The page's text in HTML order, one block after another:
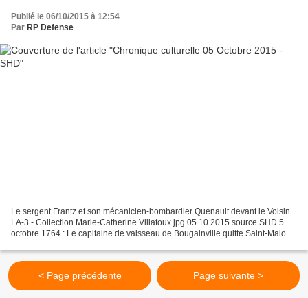
Publié le 06/10/2015 à 12:54
Par RP Defense
Le sergent Frantz et son mécanicien-bombardier Quenault devant le Voisin
LA-3 - Collection Marie-Catherine Villatoux.jpg 05.10.2015 source SHD 5
octobre 1764 : Le capitaine de vaisseau de Bougainville quitte Saint-Malo . Il
< Page précédente Page suivante >